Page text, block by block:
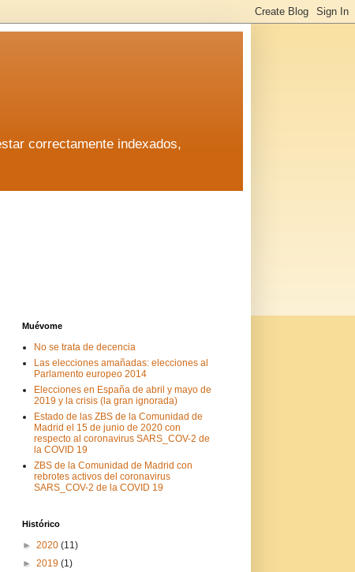
correctamente indexados,
Muévome
No se trata de decencia
Las elecciones amañadas: elecciones al
Parlamento europeo 2014
Elecciones en España de abril y mayo de
2019 y la crisis (la gran ignorada)
Estado de las ZBS de la Comunidad de
Madrid el 15 de junio de 2020 con
respecto al coronavirus SARS_COV-2 de
la COVID 19
ZBS de la Comunidad de Madrid con
rebrotes activos del coronavirus
SARS_COV-2 de la COVID 19
Histórico
► 2020 (11)
► 2019 (1)